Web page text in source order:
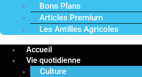
Bons Plans
Articles Premium
Les Antilles Agricoles
Accueil
Vie quotidienne
Culture